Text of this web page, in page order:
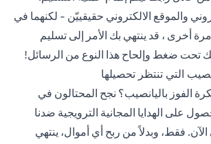
والموقع الالكتروني حقيقييّن - لكنهما في
أخرى ، قد ينتهي بك الأمر إلى تسليم
تحت ضغط وإلحاح هذا النوع من الرسائل!
التي تنتظر تحصيلها
الفوز باليانصيب؟ نجح المحتالون في
على الهدايا المجانية الترويجية ضدنا
فقط، وبدلاً من ربح أي أموال، ينتهي